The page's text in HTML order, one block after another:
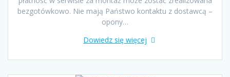
bezgotówkowo. Nie mają Państwo kontaktu z dostawcą –
opony…
Dowiedz się więcej